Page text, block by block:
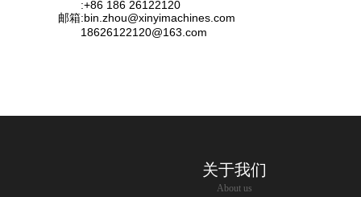
:+86 186 26122120
邮箱:bin.zhou@xinyimachines.com
18626122120@163.com
关于我们
About us